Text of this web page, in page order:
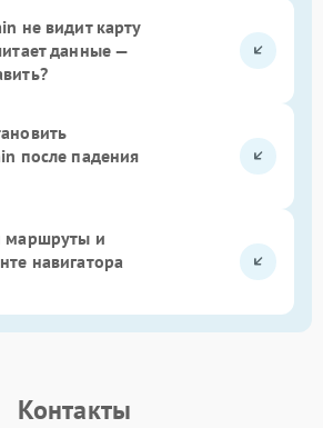
не видит карту
данные —
после падения
маршруты и
навигатора
Контакты